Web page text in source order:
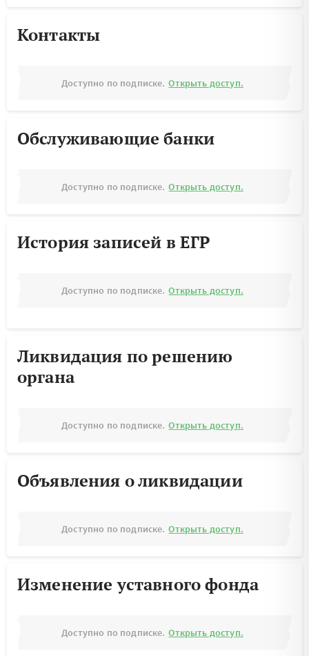
Контакты
Доступно по подписке. Открыть доступ.
Обслуживающие банки
Доступно по подписке. Открыть доступ.
История записей в ЕГР
Доступно по подписке. Открыть доступ.
Ликвидация по решению
органа
Доступно по подписке. Открыть доступ.
Объявления о ликвидации
Доступно по подписке. Открыть доступ.
Изменение уставного фонда
Доступно по подписке. Открыть доступ.